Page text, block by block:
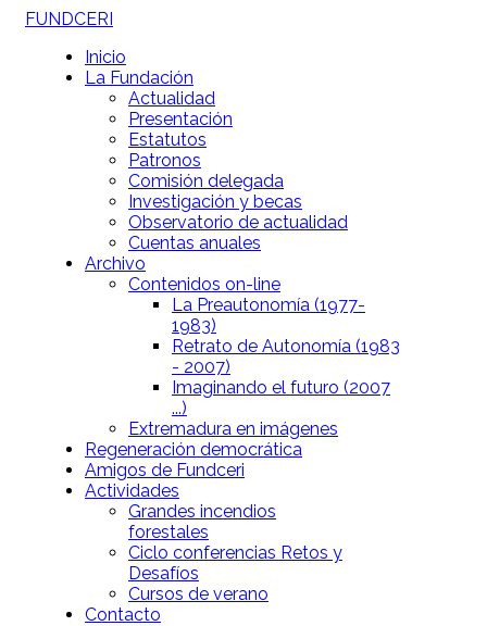
FUNDCERI
Inicio
La Fundación
Actualidad
Presentación
Estatutos
Patronos
Comisión delegada
Investigación y becas
Observatorio de actualidad
Cuentas anuales
Archivo
Contenidos on-line
La Preautonomía (1977-
1983)
Retrato de Autonomía (1983
- 2007)
Imaginando el futuro (2007
...)
Extremadura en imágenes
Regeneración democrática
Amigos de Fundceri
Actividades
Grandes incendios
forestales
Ciclo conferencias Retos y
Desafíos
Cursos de verano
Contacto